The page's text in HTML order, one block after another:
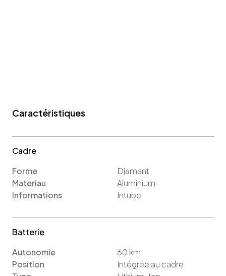
Caractéristiques
Cadre
Forme
Diamant
Materiau
Aluminium
Informations
Intube
Batterie
Autonomie
60 km
Position
Intégrée au cadre